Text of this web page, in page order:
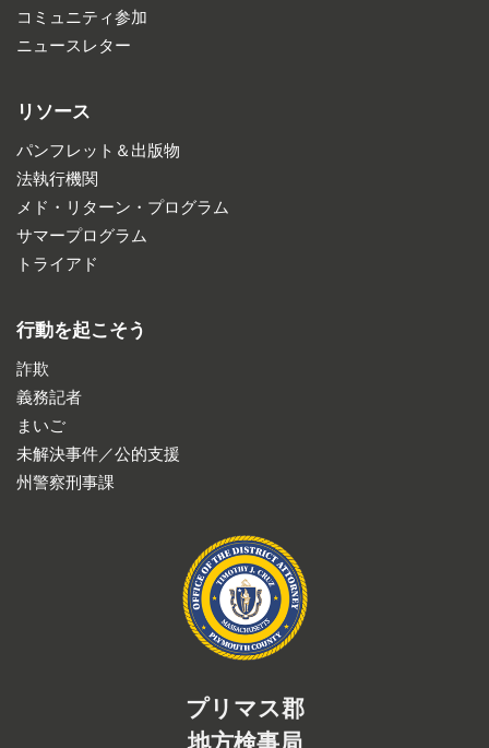
コミュニティ参加
ニュースレター
リソース
パンフレット＆出版物
法執行機関
メド・リターン・プログラム
サマープログラム
トライアド
行動を起こそう
詐欺
義務記者
まいご
未解決事件／公的支援
州警察刑事課
プリマス郡
地方検事局